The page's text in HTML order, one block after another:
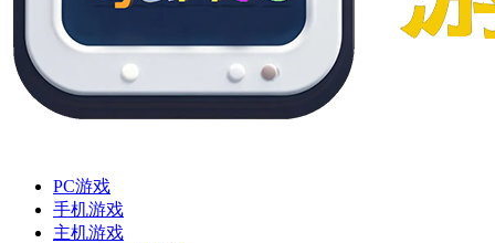
PC游戏
手机游戏
主机游戏